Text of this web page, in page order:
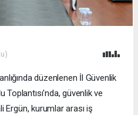
düzenlenen İl Güvenlik
güvenlik ve
kurumlar arası iş